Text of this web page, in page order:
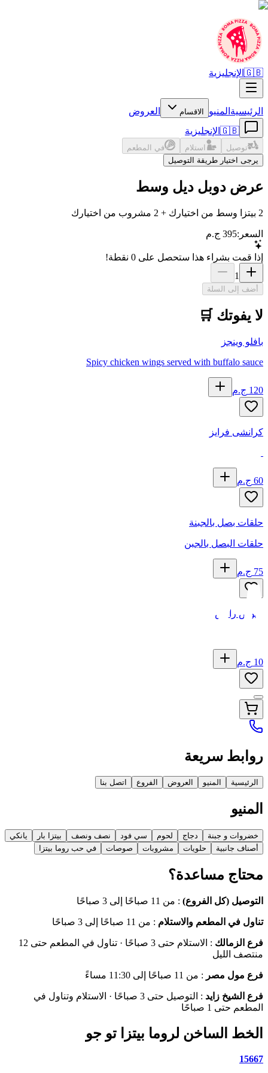
🇬🇧 الإنجليزية
الرئيسية المنيو الاقسام
العروض
🇬🇧 الإنجليزية
توصيل استلام
في المطعم
يرجى اختيار طريقة التوصيل
عرض دوبل ديل وسط
2 بيتزا وسط من اختيارك + 2 مشروب من اختيارك
السعر :395 ج.م
إذا قمت بشراء هذا ستحصل على 0 نقطة!
1
أضف إلى السلة
لا يفوتك 🛒
بافلو وينجز
Spicy chicken wings served with buffalo sauce
120 ج.م
كرانشى فرايز
60 ج.م
حلقات بصل بالجبنة
حلقات البصل بالجبن
75 ج.م
صوص رانش
10 ج.م
روابط سريعة
الرئيسية المنيو العروض الفروع اتصل بنا
المنيو
خضروات و جبنة دجاج لحوم سي فود نصف ونصف بيتزا بار
يانكي
أصناف جانبية
حلويات مشروبات صوصات في حب روما بيتزا
محتاج مساعدة؟
التوصيل (كل الفروع) : من 11 صباحًا إلى 3 صباحًا
تناول في المطعم والاستلام : من 11 صباحًا إلى 3 صباحًا
فرع الزمالك :
الاستلام حتى 3 صباحًا · تناول في المطعم حتى 12
منتصف الليل
فرع مول مصر : من 11 صباحًا إلى 11:30 مساءً
فرع الشيخ زايد :
التوصيل حتى 3 صباحًا · الاستلام وتناول في
المطعم حتى 1 صباحًا
الخط الساخن لروما بيتزا تو جو
15667